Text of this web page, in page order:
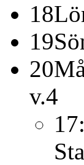
18
19
20
v.4